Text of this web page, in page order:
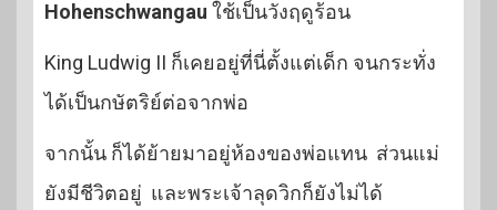
Hohenschwangau ใช้เป็นวังฤดูร้อน
King Ludwig II ก็เคยอยู่ที่นี่ตั้งแต่เด็ก จนกระทั่ง
ได้เป็นกษัตริย์ต่อจากพ่อ
จากนั้น ก็ได้ย้ายมาอยู่ห้องของพ่อแทน ส่วนแม่
ยังมีชีวิตอยู่ และพระเจ้าลุดวิกก็ยังไม่ได้